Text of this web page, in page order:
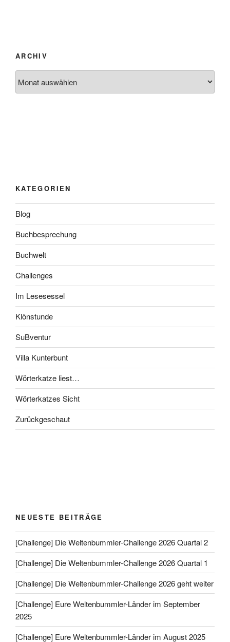
ARCHIV
KATEGORIEN
Blog
Buchbesprechung
Buchwelt
Challenges
Im Lesesessel
Klönstunde
SuBventur
Villa Kunterbunt
Wörterkatze liest…
Wörterkatzes Sicht
Zurückgeschaut
NEUESTE BEITRÄGE
[Challenge] Die Weltenbummler-Challenge 2026 Quartal 2
[Challenge] Die Weltenbummler-Challenge 2026 Quartal 1
[Challenge] Die Weltenbummler-Challenge 2026 geht weiter
[Challenge] Eure Weltenbummler-Länder im September
2025
[Challenge] Eure Weltenbummler-Länder im August 2025